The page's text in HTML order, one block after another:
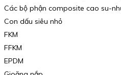
Các bộ phận composite cao su-
Con dấu siêu nhỏ
FKM
FFKM
EPDM